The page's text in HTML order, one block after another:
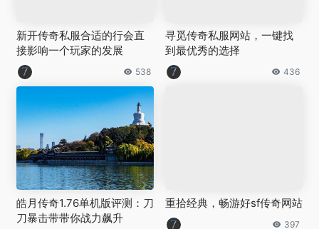
新开传奇私服合适的行会直
接影响一个玩家的发展
538
寻觅传奇私服网站，一键找
到最优秀的选择
436
皓月传奇1.76单机版评测：刀
刀暴击带带你战力飙升
重拾经典，畅游好sf传奇网站
397